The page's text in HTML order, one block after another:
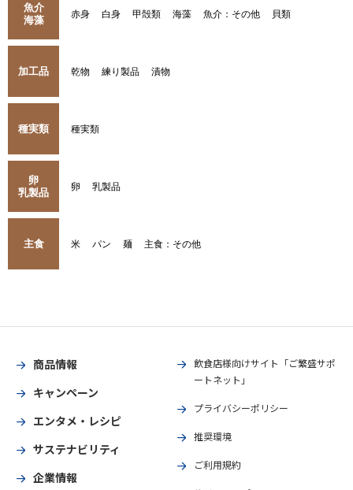
魚介
海藻
赤身 白身 甲殻類 海藻 魚介：その他 貝類
加工品 乾物 練り製品 漬物
種実類 種実類
卵
乳製品
卵 乳製品
主食 米 パン 麺 主食：その他
商品情報
キャンペーン
エンタメ・レシピ
サステナビリティ
企業情報
飲食店様向けサイト「ご繁盛サポ
ートネット」
プライバシーポリシー
推奨環境
ご利用規約